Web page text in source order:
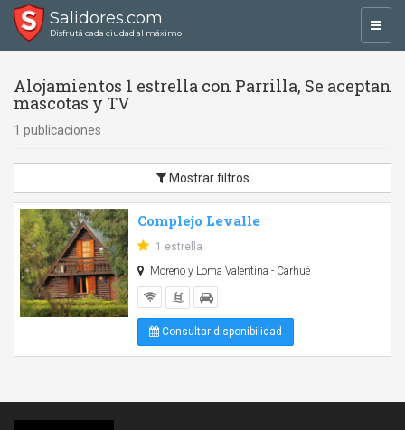
Salidores.com
Disfrutá cada ciudad al máximo
Alojamientos 1 estrella con Parrilla, Se aceptan
mascotas y TV
1 publicaciones
Mostrar filtros
Complejo Levalle
1 estrella
Moreno y Loma Valentina - Carhué
Consultar disponibilidad